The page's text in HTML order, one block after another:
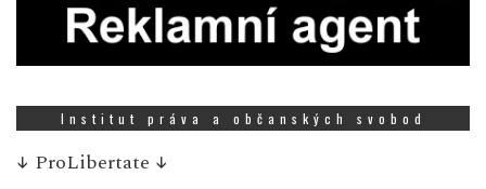
Institut práva a občanských svobod
↓ ProLibertate ↓